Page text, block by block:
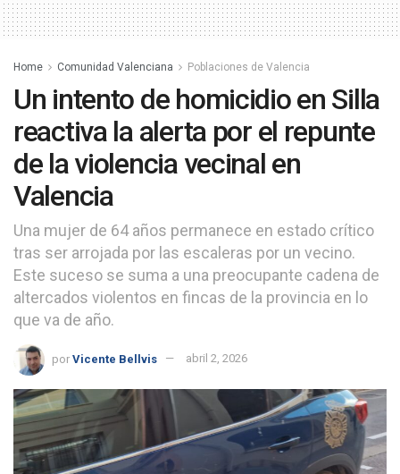
Home Comunidad Valenciana Poblaciones de Valencia
Un intento de homicidio en Silla
reactiva la alerta por el repunte
de la violencia vecinal en
Valencia
Una mujer de 64 años permanece en estado crítico
tras ser arrojada por las escaleras por un vecino.
Este suceso se suma a una preocupante cadena de
altercados violentos en fincas de la provincia en lo
que va de año.
por Vicente Bellvis abril 2, 2026